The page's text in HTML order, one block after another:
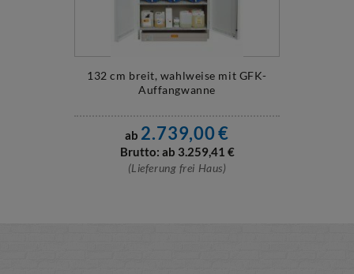
132 cm breit, wahlweise mit GFK-
Auffangwanne
ab 2.739,00€
Brutto: ab 3.259,41 €
(Lieferung frei Haus)